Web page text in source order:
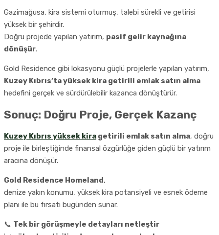
Gazimağusa, kira sistemi oturmuş, talebi sürekli ve getirisi
yüksek bir şehirdir.
Doğru projede yapılan yatırım, pasif gelir kaynağına
dönüşür.
Gold Residence gibi lokasyonu güçlü projelerle yapılan yatırım,
Kuzey Kıbrıs’ta yüksek kira getirili emlak satın alma
hedefini gerçek ve sürdürülebilir kazanca dönüştürür.
Sonuç: Doğru Proje, Gerçek Kazanç
Kuzey Kıbrıs yüksek kira getirili emlak satın alma, doğru
proje ile birleştiğinde finansal özgürlüğe giden güçlü bir yatırım
aracına dönüşür.
Gold Residence Homeland,
denize yakın konumu, yüksek kira potansiyeli ve esnek ödeme
planı ile bu fırsatı bugünden sunar.
📞 Tek bir görüşmeyle detayları netleştir